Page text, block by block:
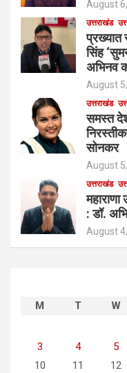
August
उत्तराखंड
प्रख्यात
सिंह
अभिनव
August
उत्तराखंड
समस्त
सोनकर
August
उत्तराखंड
: डॉ.
August
M T W
3
4 5
10
11 12